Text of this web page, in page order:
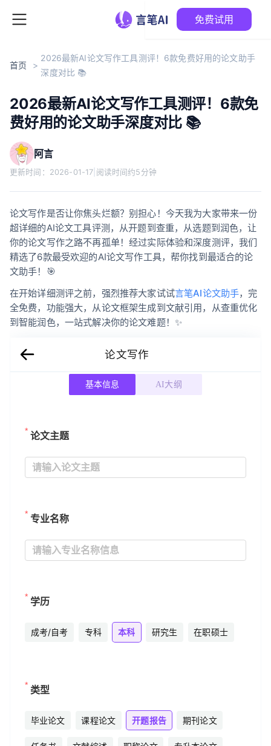
免费试用
首页 >
2026最新AI论文写作工具测评！6款免费好用的论文助手
深度对比 📚
2026最新AI论文写作工具测评！6款免
费好用的论文助手深度对比 📚
阿言
更新时间： 2026-01-17 阅读时间约5分钟
论文写作是否让你焦头烂额？别担心！今天我为大家带来一份
超详细的AI论文工具评测，从开题到查重，从选题到润色，让
你的论文写作之路不再孤单！经过实际体验和深度测评，我们
精选了6款最受欢迎的AI论文写作工具，帮你找到最适合的论
文助手！🎯
在开始详细测评之前，强烈推荐大家试试言笔AI论文助手，完
全免费，功能强大，从论文框架生成到文献引用，从查重优化
到智能润色，一站式解决你的论文难题！✨
论文写作
基本信息 AI大纲
论文主题
专业名称
学历
成考/自考 专科 本科 研究生 在职硕士
类型
毕业论文 课程论文 开题报告 期刊论文